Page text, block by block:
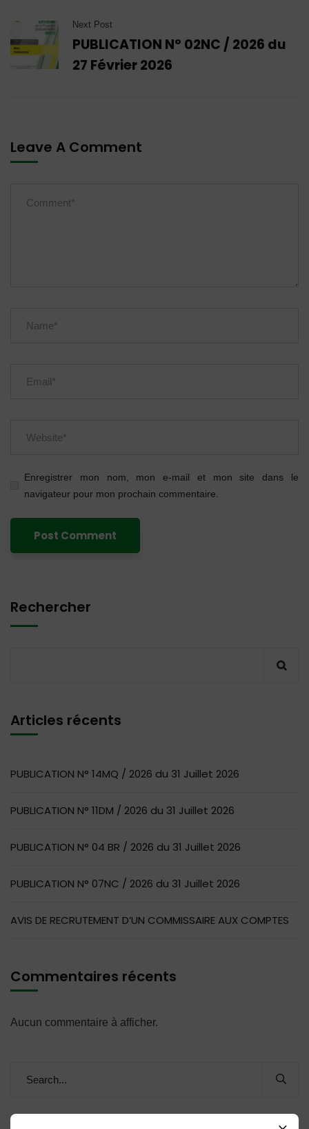
Next Post
PUBLICATION N° 02NC / 2026 du
27 Février 2026
Leave A Comment
Enregistrer mon nom, mon e-mail et mon site dans le
navigateur pour mon prochain commentaire.
Rechercher
Articles récents
PUBLICATION N° 14MQ / 2026 du 31 Juillet 2026
PUBLICATION N° 11DM / 2026 du 31 Juillet 2026
PUBLICATION N° 04 BR / 2026 du 31 Juillet 2026
PUBLICATION N° 07NC / 2026 du 31 Juillet 2026
AVIS DE RECRUTEMENT D’UN COMMISSAIRE AUX COMPTES
Commentaires récents
Aucun commentaire à afficher.